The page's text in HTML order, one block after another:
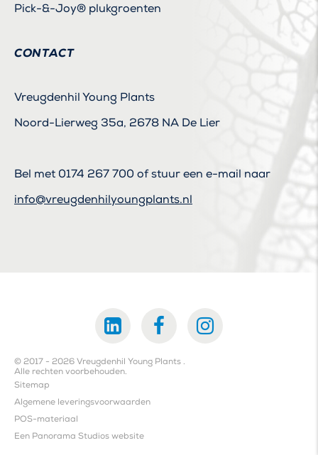
Pick-&-Joy® plukgroenten
CONTACT
Vreugdenhil Young Plants
Noord-Lierweg 35a, 2678 NA De Lier
Bel met 0174 267 700 of stuur een e-mail naar
info@vreugdenhilyoungplants.nl
© 2017 - 2026 Vreugdenhil Young Plants .
Alle rechten voorbehouden.
Sitemap
Algemene leveringsvoorwaarden
POS-materiaal
Een Panorama Studios website